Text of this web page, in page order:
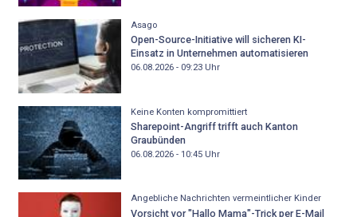
Asago
Open-Source-Initiative will sicheren KI-
Einsatz in Unternehmen automatisieren
06.08.2026 - 09:23Uhr
Keine Konten kompromittiert
Sharepoint-Angriff trifft auch Kanton
Graubünden
06.08.2026 - 10:45Uhr
Angebliche Nachrichten vermeintlicher Kinder
Vorsicht vor "Hallo Mama"-Trick per E-Mail